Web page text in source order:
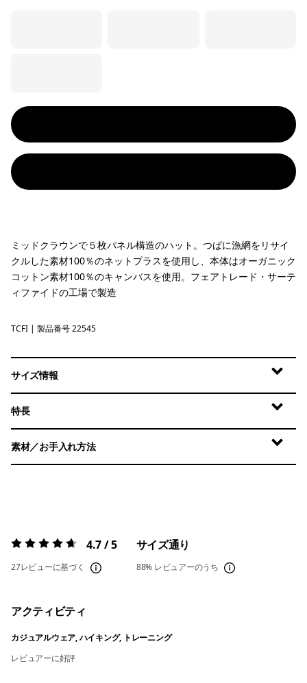
ミッドクラウンで５枚パネル構造のハット。つばに漁網をリサイ
クルした素材100％のネットプラスを使用し、本体はオーガニック
コットン素材100％のキャンバスを使用。フェアトレード・サーテ
ィファイドの工場で製造
Trailcheck: Berry Fig
TCFI | 製品番号 22545
サイズ情報
特長
素材／お手入れ方法
評価:4.7 / 5 4.7 / 5
27レビューに基づく
サイズ通り
88% レビュアーのうち
アクティビティ
カジュアルウェア, ハイキング, トレーニング
レビュアーに好評